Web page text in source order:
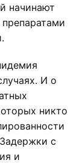
начинают
И о
никто
с
и